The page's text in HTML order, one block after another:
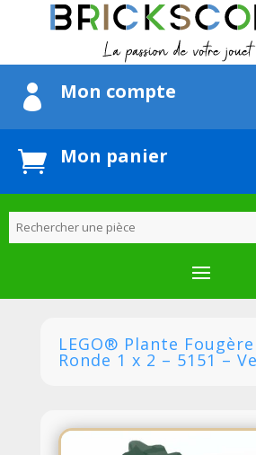
 Mon compte
 Mon panier
LEGO® Plante
Ronde 1 x 2 – 5151 –